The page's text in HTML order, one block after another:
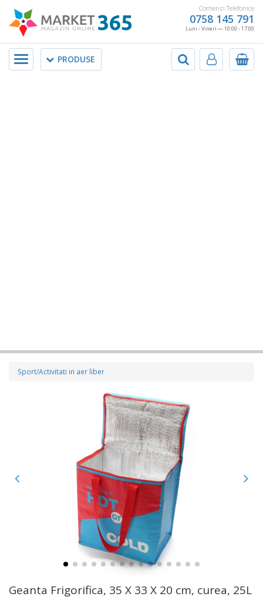
Comenzi Telefonice
0758 145 791
Luni - Vineri — 10:00 - 17:00
PRODUSE
Meniu
Sport/Activitati in aer liber
Geanta Frigorifica, 35 X 33 X 20 cm, curea, 25L